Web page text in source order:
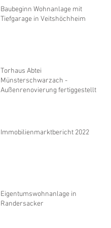
Baubeginn Wohnanlage mit
Tiefgarage in Veitshöchheim
Torhaus Abtei
Münsterschwarzach -
Außenrenovierung fertiggestellt
Immobilienmarktbericht 2022
Eigentumswohnanlage in
Randersacker